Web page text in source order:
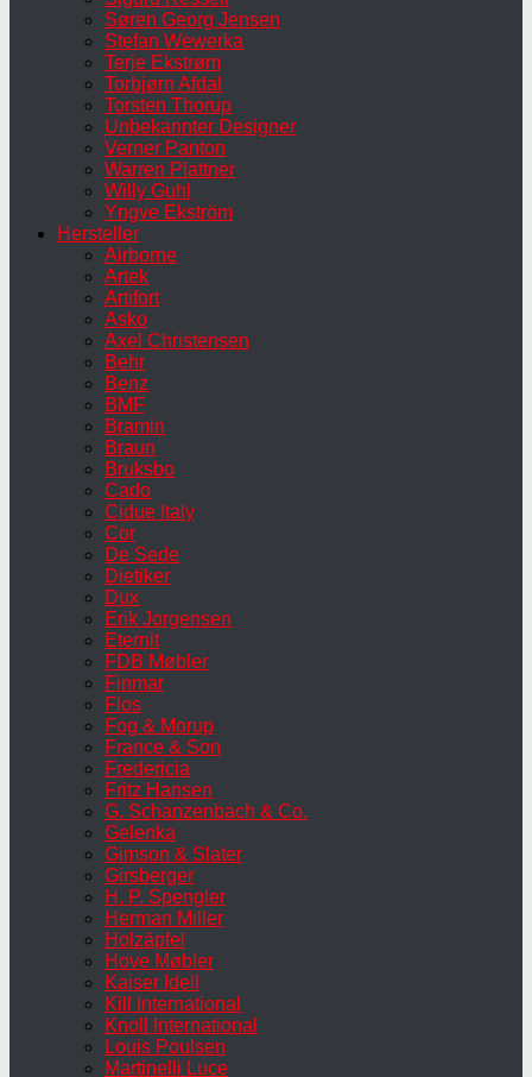
Søren Georg Jensen
Stefan Wewerka
Terje Ekstrøm
Torbjørn Afdal
Torsten Thorup
Unbekannter Designer
Verner Panton
Warren Plattner
Willy Guhl
Yngve Ekström
Hersteller
Airborne
Artek
Artifort
Asko
Axel Christensen
Behr
Benz
BMF
Bramin
Braun
Bruksbo
Cado
Cidue Italy
Cor
De Sede
Dietiker
Dux
Erik Jorgensen
Eternit
FDB Møbler
Finmar
Flos
Fog & Morup
France & Son
Fredericia
Fritz Hansen
G. Schanzenbach & Co.
Gelenka
Gimson & Slater
Girsberger
H. P. Spengler
Herman Miller
Holzäpfel
Hove Møbler
Kaiser Idell
Kill International
Knoll International
Louis Poulsen
Martinelli Luce